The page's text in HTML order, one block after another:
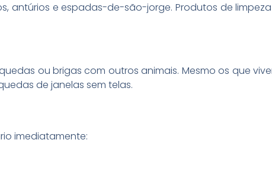
antúrios e espadas-de-são-jorge. Produtos de
ou brigas com outros animais. Mesmo os que
de janelas sem telas.
imediatamente: